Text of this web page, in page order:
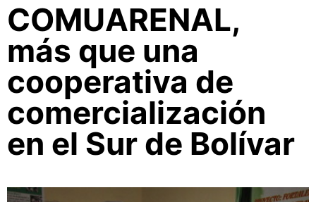
COMUARENAL,
más que una
cooperativa de
comercialización
en el Sur de Bolívar